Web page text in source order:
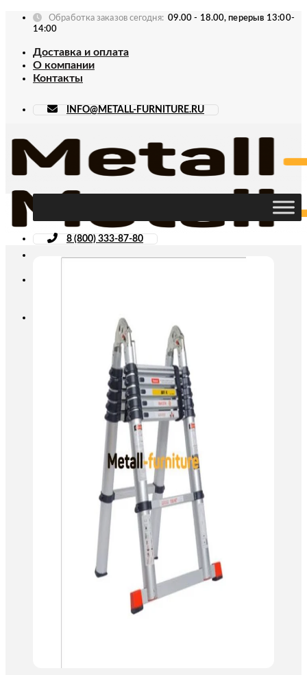
Skip
Обработка заказов сегодня: 09.00 - 18.00, перерыв 13:00-
14:00
Доставка и оплата
О компании
Контакты
INFO@METALL-FURNITURE.RU
8 (800) 333-87-80